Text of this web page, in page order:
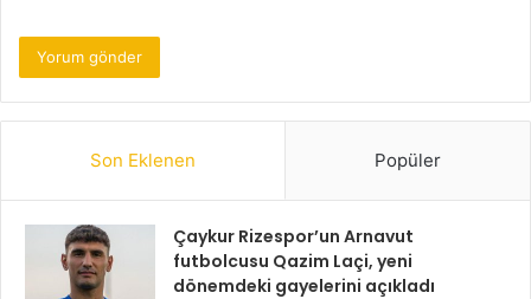
Son Eklenen Popüler
Çaykur Rizespor’un Arnavut
futbolcusu Qazim Laçi, yeni
dönemdeki gayelerini açıkladı